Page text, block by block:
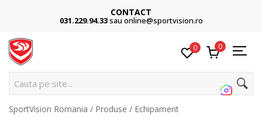
CONTACT
031.229.94.33sau online@sportvision.ro
0 0
Cauta pe site...
SportVision Romania Produse
Echipament